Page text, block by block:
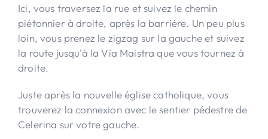
Ici, vous traversez la rue et suivez le chemin
piétonnier à droite, après la barrière. Un peu plus
loin, vous prenez le zigzag sur la gauche et suivez
la route jusqu'à la Via Maistra que vous tournez à
droite.
Juste après la nouvelle église catholique, vous
trouverez la connexion avec le sentier pédestre de
Celerina sur votre gauche.